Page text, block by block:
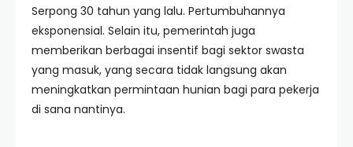
Serpong 30 tahun yang lalu. Pertumbuhannya
eksponensial. Selain itu, pemerintah juga
memberikan berbagai insentif bagi sektor swasta
yang masuk, yang secara tidak langsung akan
meningkatkan permintaan hunian bagi para pekerja
di sana nantinya.